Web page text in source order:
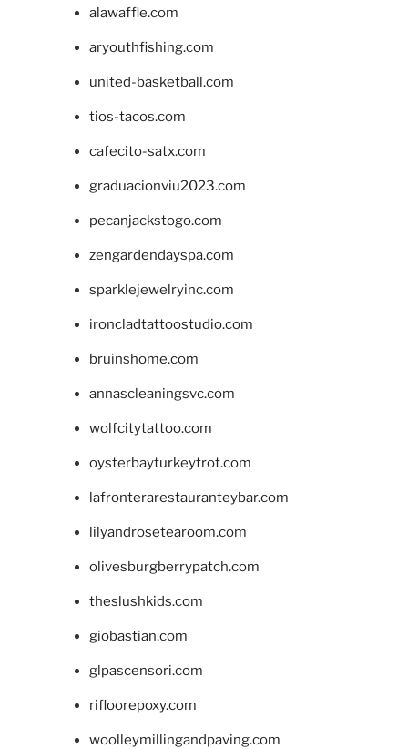
alawaffle.com
aryouthfishing.com
united-basketball.com
tios-tacos.com
cafecito-satx.com
graduacionviu2023.com
pecanjackstogo.com
zengardendayspa.com
sparklejewelryinc.com
ironcladtattoostudio.com
bruinshome.com
annascleaningsvc.com
wolfcitytattoo.com
oysterbayturkeytrot.com
lafronterarestauranteybar.com
lilyandrosetearoom.com
olivesburgberrypatch.com
theslushkids.com
giobastian.com
glpascensori.com
rifloorepoxy.com
woolleymillingandpaving.com